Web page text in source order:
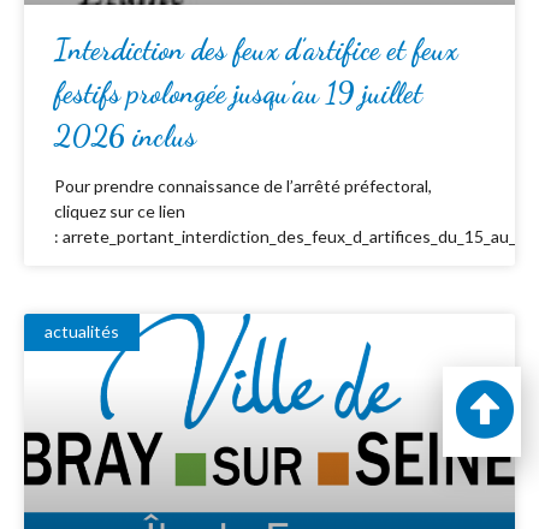
Interdiction des feux d’artifice et feux
festifs prolongée jusqu’au 19 juillet
2026 inclus
Pour prendre connaissance de l’arrêté préfectoral,
cliquez sur ce lien
:
actualités